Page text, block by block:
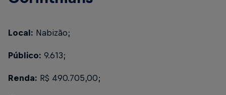
Local: Nabizão;
Público: 9.613;
Renda: R$ 490.705,00;